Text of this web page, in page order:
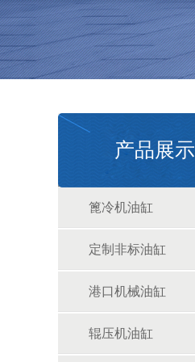
产品展示
篦冷机油缸
定制非标油缸
港口机械油缸
辊压机油缸